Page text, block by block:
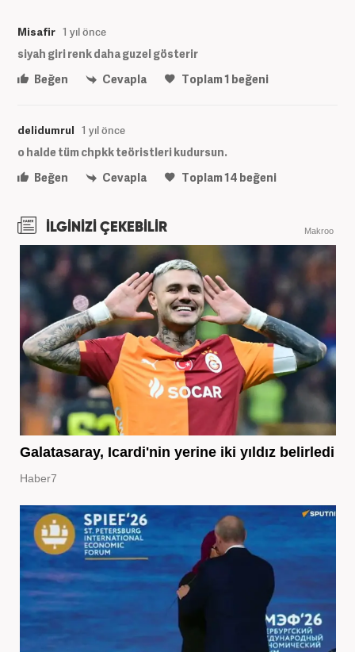
Misafir 1 yıl önce
siyah giri renk daha guzel gösterir
Beğen
Cevapla Toplam1 beğeni
delidumrul 1 yıl önce
o halde tüm chpkk teöristleri kudursun.
Beğen
Cevapla Toplam14 beğeni
İLGİNİZİ ÇEKEBİLİR Makroo
Galatasaray, Icardi'nin yerine iki yıldız belirledi
Haber7